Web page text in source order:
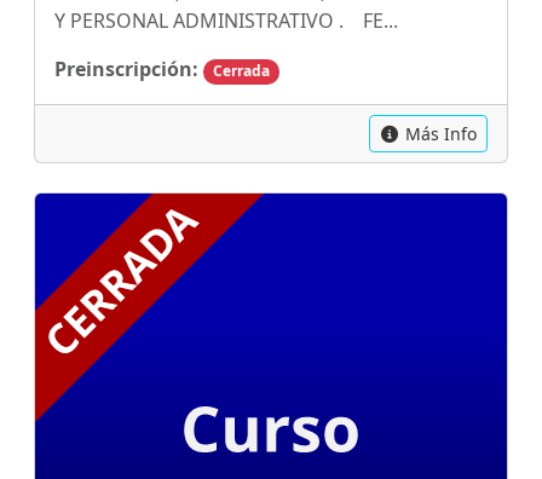
Y PERSONAL ADMINISTRATIVO . FE...
Preinscripción:
Cerrada
Más Info